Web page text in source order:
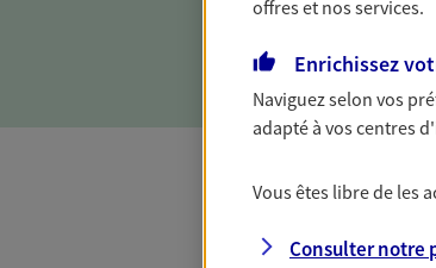
d'assurance et
offres et nos services.
Enrichissez
Naviguez selon vos
adapté à vos centres
Vous êtes libre de les
Consulter notre